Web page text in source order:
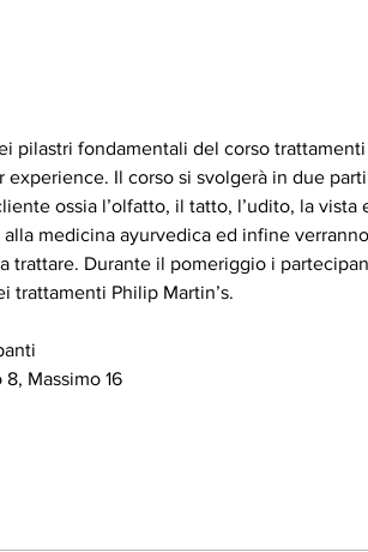
pilastri fondamentali del corso
Il corso si svolgerà in due
ossia l’olfatto, il tatto, l’udito, la
medicina ayurvedica ed infine
trattare. Durante il pomeriggio i
trattamenti Philip Martin’s.
Massimo 16